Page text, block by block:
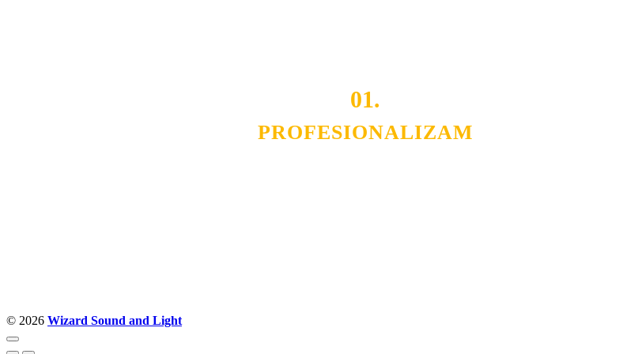
01.
PROFESIONALIZAM
© 2026 Wizard Sound and Light